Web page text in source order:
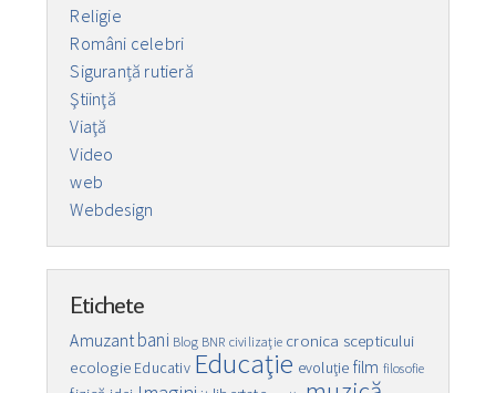
Religie
Români celebri
Siguranță rutieră
Ştiinţă
Viaţă
Video
web
Webdesign
Etichete
Amuzant bani Blog BNR civilizaţie cronica scepticului
ecologie Educativ Educaţie evoluţie film filosofie